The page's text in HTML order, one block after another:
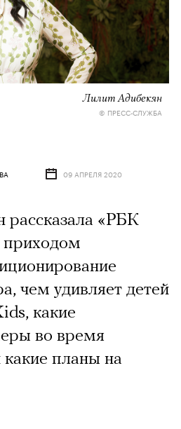
Лилит Адибекян
© ПРЕСС-СЛУЖБА
09 АПРЕЛЯ 2020
рассказала «РБК
приходом
чем удивляет детей
какие
во время
планы на